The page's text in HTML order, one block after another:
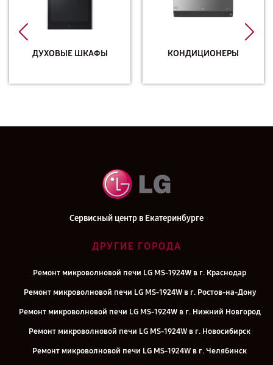
ДУХОВЫЕ ШКАФЫ КОНДИЦИОНЕРЫ
Сервисный центр в Екатеринбурге
ДРУГИЕ ГОРОДА
Ремонт микроволновой печи LG MS-1924W в г. Краснодар
Ремонт микроволновой печи LG MS-1924W в г. Ростов-на-Дону
Ремонт микроволновой печи LG MS-1924W в г. Нижний Новгород
Ремонт микроволновой печи LG MS-1924W в г. Новосибирск
Ремонт микроволновой печи LG MS-1924W в г. Челябинск